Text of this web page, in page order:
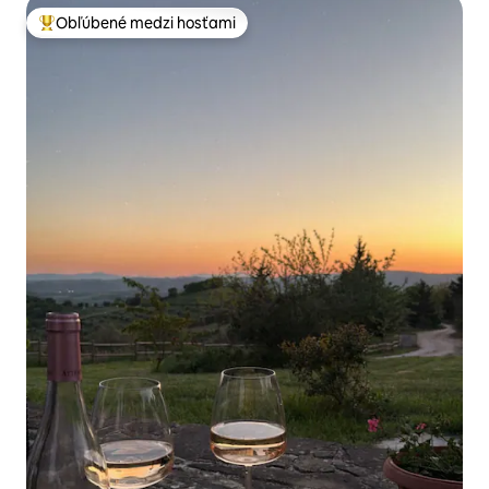
Najobľúbenejšie medzi hosťami
Obľúbené medzi hosťami